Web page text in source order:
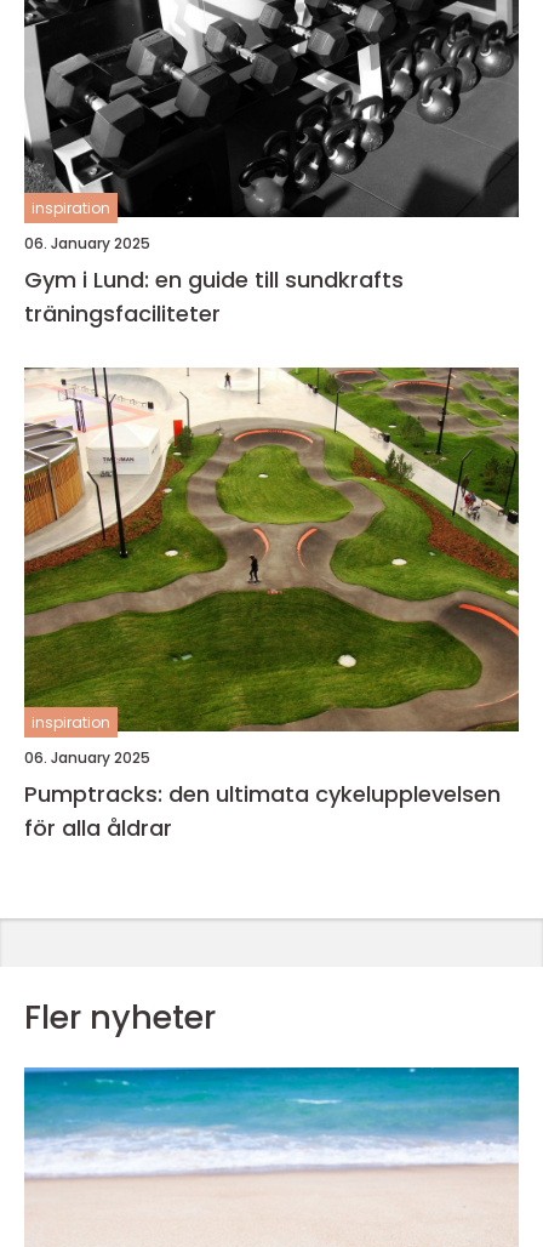
inspiration
06. January 2025
Gym i Lund: en guide till sundkrafts
träningsfaciliteter
inspiration
06. January 2025
Pumptracks: den ultimata cykelupplevelsen
för alla åldrar
Fler nyheter